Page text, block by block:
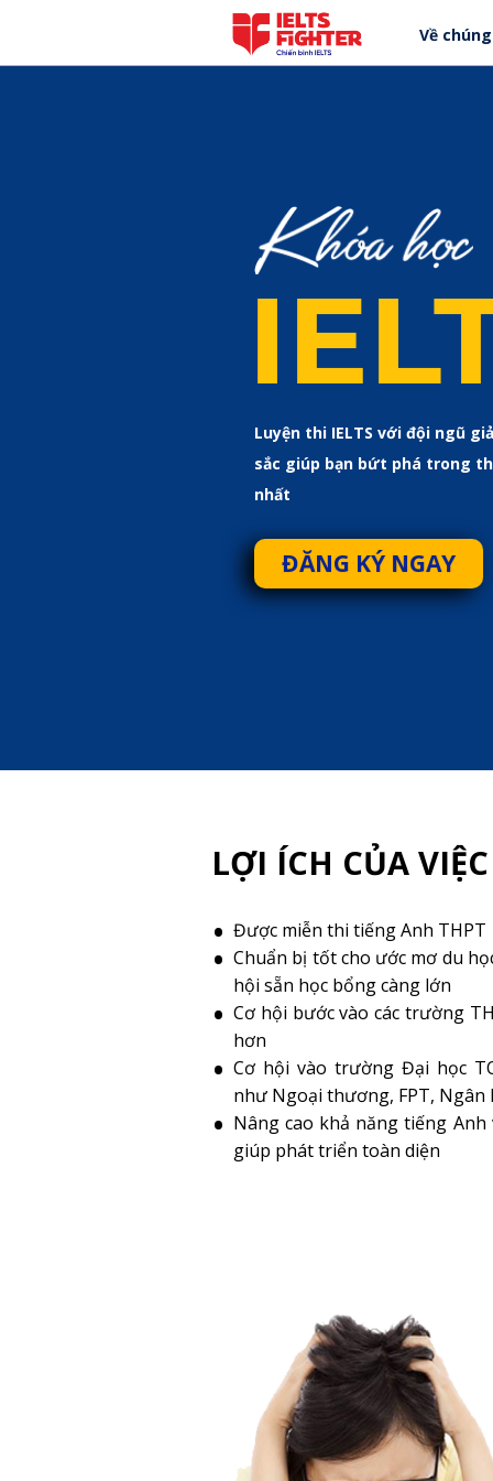
Về
ĐĂNG KÝ NGAY
Luyện thi IELTS với đội ngũ
sắc giúp bạn bứt phá trong
nhất
LỢI ÍCH CỦA
Được miễn thi tiếng Anh THPT
Chuẩn bị tốt cho ước mơ du
hội sẵn học bổng càng lớn
Cơ hội bước vào các trường
hơn
Cơ hội vào trường Đại học
như Ngoại thương, FPT, Ngân
Nâng cao khả năng tiếng
giúp phát triển toàn diện